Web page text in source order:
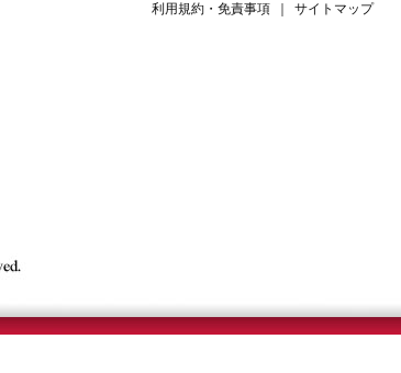
サイトマップ
利用規約・免責事項